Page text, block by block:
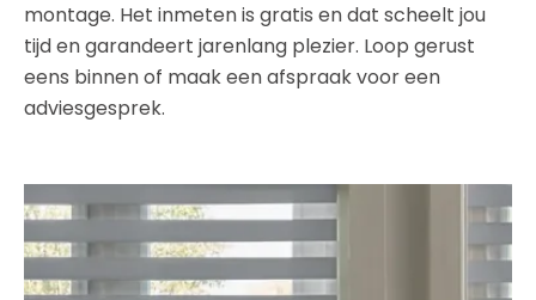
montage. Het inmeten is gratis en dat scheelt jou
tijd en garandeert jarenlang plezier. Loop gerust
eens binnen of maak een afspraak voor een
adviesgesprek.